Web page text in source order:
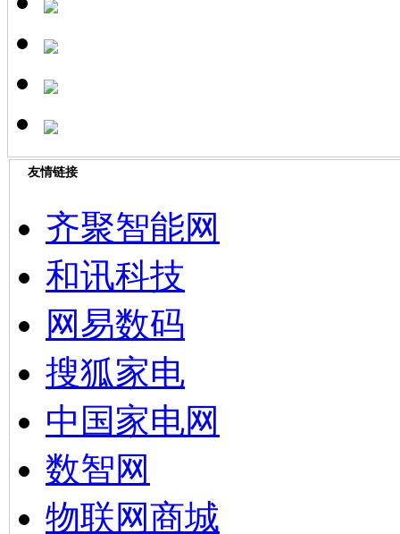
友情链接
齐聚智能网
和讯科技
网易数码
搜狐家电
中国家电网
数智网
物联网商城